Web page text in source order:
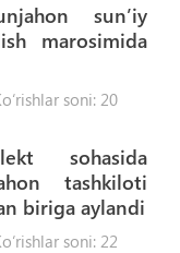
sun’iy
marosimida
soni:20
sohasida
tashkiloti
biriga aylandi
soni:22